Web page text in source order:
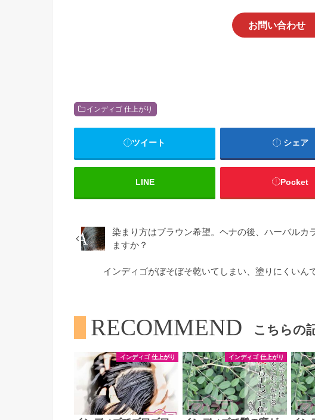
お問い合わせ
インディゴ 仕上がり
ツイート シェア
LINE Pocket
染まり方はブラウン希望。ヘナの後、ハーバルカ
ますか？
インディゴがぼそぼそ乾いてしまい、塗りにくいん
RECOMMEND こちらの
インディゴ 仕上がり インディゴ 仕上がり